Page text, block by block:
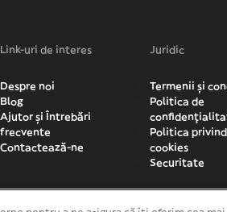
Link-uri de interes
Despre noi
Blog
Ajutor și Întrebări
frecvente
Contactează-ne
Juridic
Termenii și
Politica de
Politica
cookies
Securitate